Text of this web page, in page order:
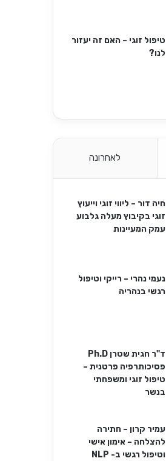
טיפול זוגי – האם זה יעזור
לנו?
לאחרונה
חיה דור – ליווי זוגי וייעוץ
זוגי בקיבוץ מעלה גלבוע
עמק המעיינות
נעמי נהרי – רייקי וטיפול
רגשי בנהריה
ד"ר חגית שטרן Ph.D
פסיכותרפיה פרטנית –
טיפול זוגי ומשפחתי
בנשר
עמיר קרון – חתירה
להצלחה – אימון אישי
וטיפול רגשי ב- NLP